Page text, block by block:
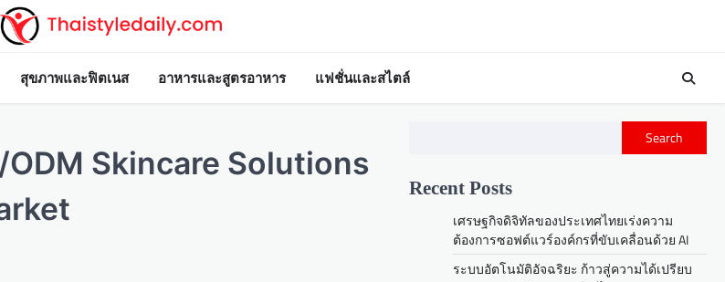
สุขภาพและฟิตเนส อาหารและสูตรอาหาร แฟชั่นและสไตล์
Skincare Solutions
Search
Recent Posts
เศรษฐกิจดิจิทัลของประเทศไทยเร่งความ
ต้องการซอฟต์แวร์องค์กรที่ขับเคลื่อนด้วย AI
ระบบอัตโนมัติอัจฉริยะ ก้าวสู่ความได้เปรียบ